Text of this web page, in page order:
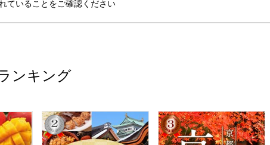
ていることをご確認ください
ンキング